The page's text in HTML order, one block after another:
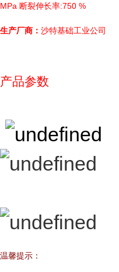
MPa 断裂伸长率:750 %
生产厂商： 沙特基础工业公司
产品参数
温馨提示：